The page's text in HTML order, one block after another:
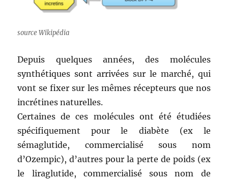
source Wikipédia
Depuis quelques années, des molécules
synthétiques sont arrivées sur le marché, qui
vont se fixer sur les mêmes récepteurs que nos
incrétines naturelles.
Certaines de ces molécules ont été étudiées
spécifiquement pour le diabète (ex le
sémaglutide, commercialisé sous nom
d’Ozempic), d’autres pour la perte de poids (ex
le liraglutide, commercialisé sous nom de